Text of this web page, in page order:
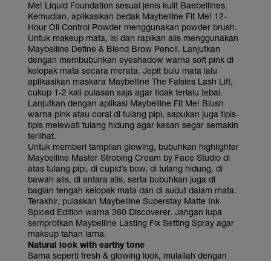
Me! Liquid Foundation sesuai jenis kulit Baebellines.
Kemudian, aplikasikan bedak Maybelline Fit Me! 12-
Hour Oil Control Powder menggunakan powder brush.
Untuk makeup mata, isi dan rapikan alis menggunakan
Maybelline Define & Blend Brow Pencil. Lanjutkan
dengan membubuhkan eyeshadow warna soft pink di
kelopak mata secara merata. Jepit bulu mata lalu
aplikasikan maskara Maybelline The Falsies Lash Lift,
cukup 1-2 kali pulasan saja agar tidak terlalu tebal.
Lanjutkan dengan aplikasi Maybelline Fit Me! Blush
warna pink atau coral di tulang pipi, sapukan juga tipis-
tipis melewati tulang hidung agar kesan segar semakin
terlihat.
Untuk memberi tampilan glowing, bubuhkan highlighter
Maybelline Master Strobing Cream by Face Studio di
atas tulang pipi, di cupid’s bow, di tulang hidung, di
bawah alis, di antara alis, serta bubuhkan juga di
bagian tengah kelopak mata dan di sudut dalam mata.
Terakhir, pulaskan Maybelline Superstay Matte Ink
Spiced Edition warna 360 Discoverer. Jangan lupa
semprotkan Maybelline Lasting Fix Setting Spray agar
makeup tahan lama.
Natural look with earthy tone
Sama seperti fresh & glowing look, mulailah dengan